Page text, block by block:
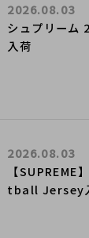
シュプリー
入荷
2026.08.03
【
tball Jersey
2026.08.03